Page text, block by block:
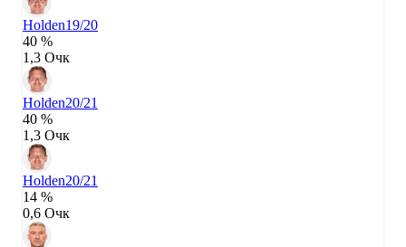
Holden19/20
40 %
1,3 Очк
Holden20/21
40 %
1,3 Очк
Holden20/21
14 %
0,6 Очк